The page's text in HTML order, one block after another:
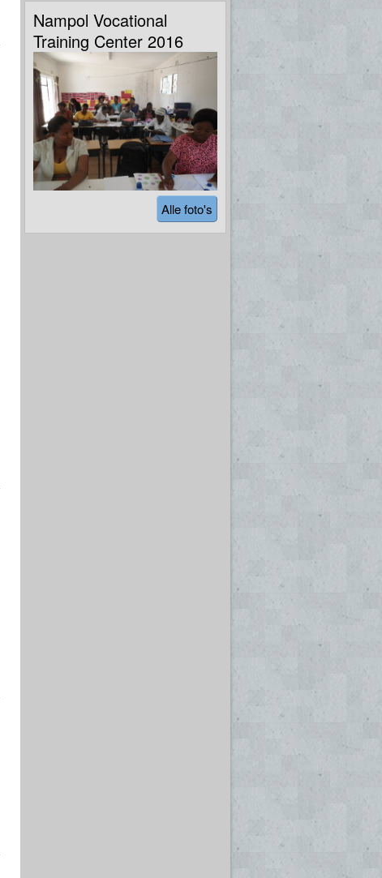
Nampol Vocational
Training Center 2016
Alle foto's